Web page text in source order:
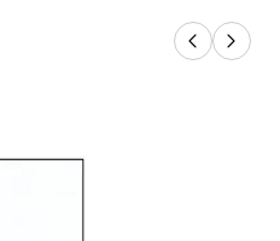
Productos